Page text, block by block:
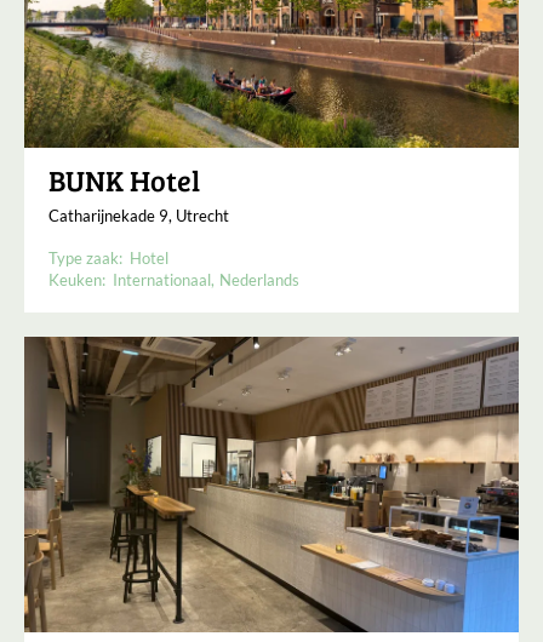
BUNK Hotel
Catharijnekade 9, Utrecht
Type zaak: Hotel
Keuken: Internationaal Nederlands